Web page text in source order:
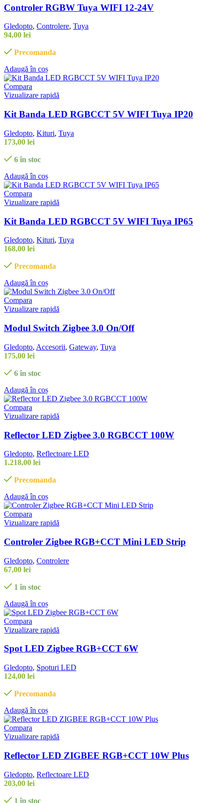
Controler RGBW Tuya WIFI 12-24V
Gledopto, Controlere, Tuya
94,00 lei
Precomanda
Adaugă în coș
Compara
Vizualizare rapidă
Kit Banda LED RGBCCT 5V WIFI Tuya IP20
Gledopto, Kituri, Tuya
173,00 lei
6 în stoc
Adaugă în coș
Compara
Vizualizare rapidă
Kit Banda LED RGBCCT 5V WIFI Tuya IP65
Gledopto, Kituri, Tuya
168,00 lei
Precomanda
Adaugă în coș
Compara
Vizualizare rapidă
Modul Switch Zigbee 3.0 On/Off
Gledopto, Accesorii, Gateway, Tuya
175,00 lei
6 în stoc
Adaugă în coș
Compara
Vizualizare rapidă
Reflector LED Zigbee 3.0 RGBCCT 100W
Gledopto, Reflectoare LED
1.218,00 lei
Precomanda
Adaugă în coș
Compara
Vizualizare rapidă
Controler Zigbee RGB+CCT Mini LED Strip
Gledopto, Controlere
67,00 lei
1 în stoc
Adaugă în coș
Compara
Vizualizare rapidă
Spot LED Zigbee RGB+CCT 6W
Gledopto, Spoturi LED
124,00 lei
Precomanda
Adaugă în coș
Compara
Vizualizare rapidă
Reflector LED ZIGBEE RGB+CCT 10W Plus
Gledopto, Reflectoare LED
203,00 lei
1 în stoc